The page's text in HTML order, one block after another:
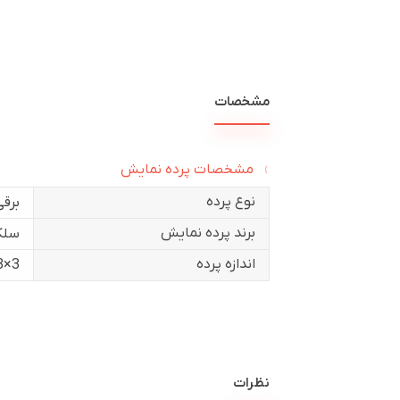
مشخصات
مشخصات پرده نمایش
نوع پرده
برند پرده نمایش
اندازه پرده
3×3
نظرات